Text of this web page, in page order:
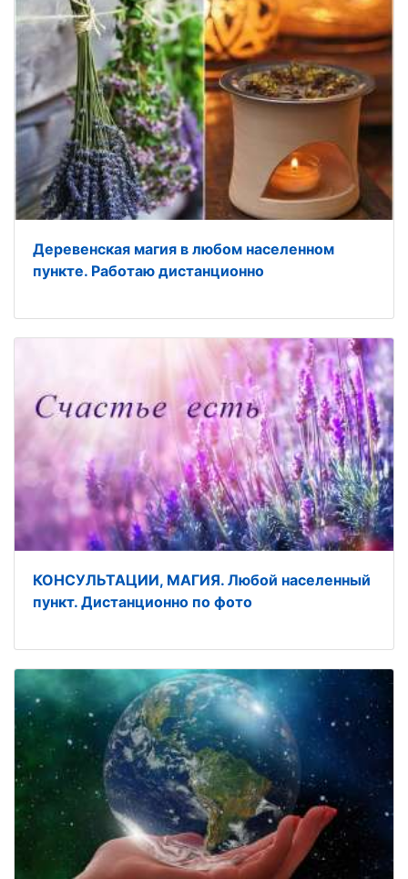
Деревенская магия в любом населенном
пункте. Работаю дистанционно
КОНСУЛЬТАЦИИ, МАГИЯ. Любой населенный
пункт. Дистанционно по фото